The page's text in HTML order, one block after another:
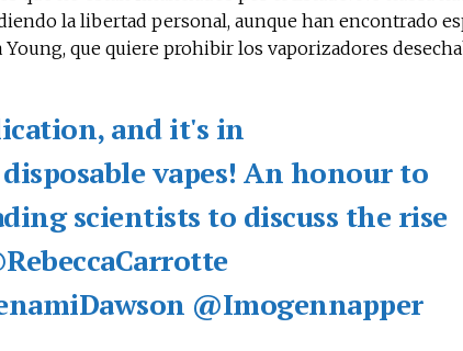
la libertad personal, aunque han encontrado
que quiere prohibir los vaporizadores
and it's in
vapes! An honour to
scientists to discuss the rise
@Imogennapper